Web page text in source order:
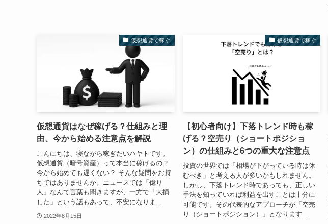
仮想通貨で稼ぐ
仮想通貨はなぜ稼げる？仕組みと理
由、今から始める注意点を解説
こんにちは、寝ながら稼ぎたいハヤトです。
仮想通貨（暗号資産）って本当に稼げるの？
今から始めても遅くない？ そんな疑問をお持
ちではありませんか。ニュースでは「億り
人」なんて言葉も聞きますが、一方で「大損
した」という話もあって、不安になりま...
2022年8月15日
仮想通貨で稼ぐ
【初心者向け】下落トレンド時も稼
げる？空売り（ショートポジショ
ン）の仕組みと6つの重大な注意点
投資の世界では「相場が下がっている時は休
むべき」と考える人が多いかもしれません。
しかし、下落トレンド時であっても、正しい
手法を知っていれば利益を出すことは十分に
可能です。その代表的なアプローチが「空売
り（ショートポジション）」となります...